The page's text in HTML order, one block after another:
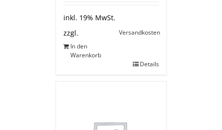
inkl. 19% MwSt.
zzgl.
Versandkosten
In den
Warenkorb
Details